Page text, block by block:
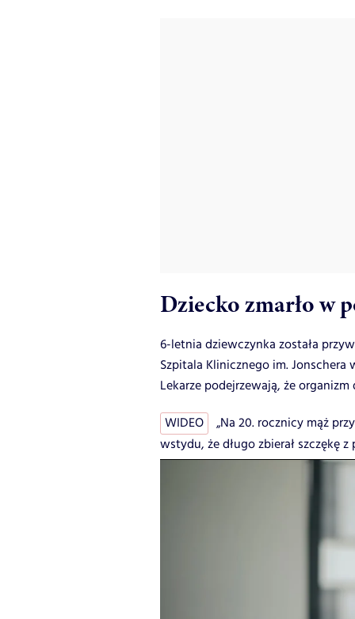
Dziecko zmarło w
6-letnia dziewczynka została
Szpitala Klinicznego im. Jonschera
Lekarze podejrzewają, że
WIDEO
„Na 20. rocznicy mąż
wstydu, że długo zbierał szczękę z